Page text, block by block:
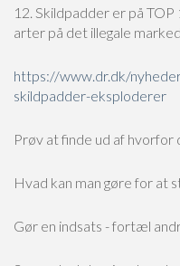
12. Skildpadder er på
arter på det illegale
https://www.dr.dk/
skildpadder-eksploderer
Prøv at finde ud af hvorfor
Hvad kan man gøre for at
Gør en indsats - fortæl